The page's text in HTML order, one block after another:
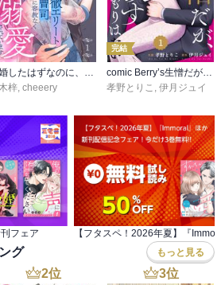
梓 cheeery
完結
孝野とりこ
伊月ジュイ
フェア
グ もっと見る
2位 3位